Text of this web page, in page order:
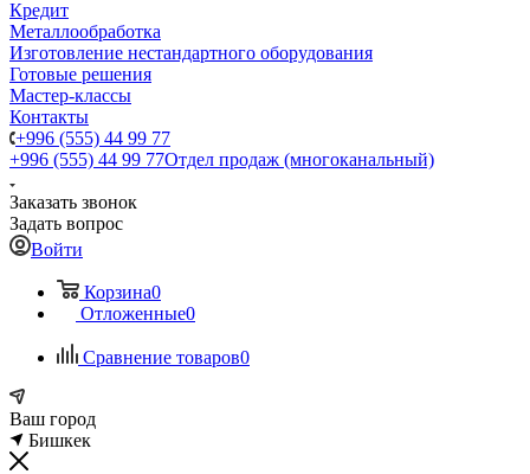
Кредит
Металлообработка
Изготовление нестандартного оборудования
Готовые решения
Мастер-классы
Контакты
+996 (555) 44 99 77
+996 (555) 44 99 77Отдел продаж (многоканальный)
Заказать звонок
Задать вопрос
Войти
Корзина0
Отложенные0
Сравнение товаров0
Ваш город
Бишкек